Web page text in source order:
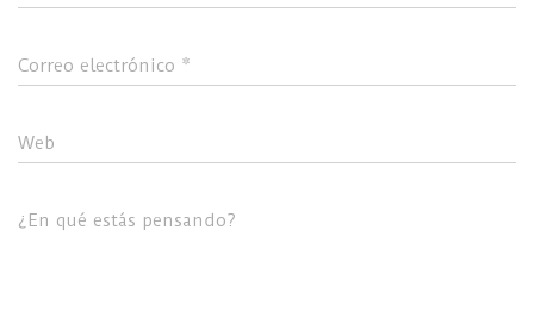
Correo electrónico *
Web
¿En qué estás pensando?